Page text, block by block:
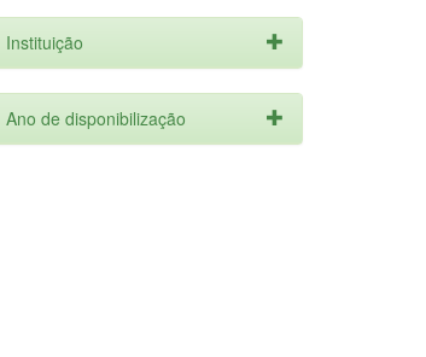
Instituição
Ano de disponibilização